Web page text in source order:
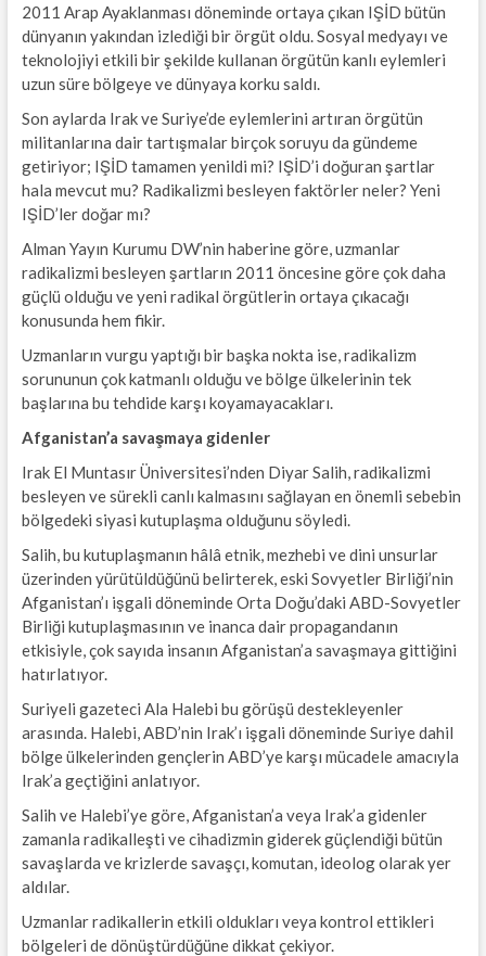
2011 Arap Ayaklanması döneminde ortaya çıkan IŞİD bütün
dünyanın yakından izlediği bir örgüt oldu. Sosyal medyayı ve
teknolojiyi etkili bir şekilde kullanan örgütün kanlı eylemleri
uzun süre bölgeye ve dünyaya korku saldı.
Son aylarda Irak ve Suriye’de eylemlerini artıran örgütün
militanlarına dair tartışmalar birçok soruyu da gündeme
getiriyor; IŞİD tamamen yenildi mi? IŞİD’i doğuran şartlar
hala mevcut mu? Radikalizmi besleyen faktörler neler? Yeni
IŞİD’ler doğar mı?
Alman Yayın Kurumu DW’nin haberine göre, uzmanlar
radikalizmi besleyen şartların 2011 öncesine göre çok daha
güçlü olduğu ve yeni radikal örgütlerin ortaya çıkacağı
konusunda hem fikir.
Uzmanların vurgu yaptığı bir başka nokta ise, radikalizm
sorununun çok katmanlı olduğu ve bölge ülkelerinin tek
başlarına bu tehdide karşı koyamayacakları.
Afganistan’a savaşmaya gidenler
Irak El Muntasır Üniversitesi’nden Diyar Salih, radikalizmi
besleyen ve sürekli canlı kalmasını sağlayan en önemli sebebin
bölgedeki siyasi kutuplaşma olduğunu söyledi.
Salih, bu kutuplaşmanın hâlâ etnik, mezhebi ve dini unsurlar
üzerinden yürütüldüğünü belirterek, eski Sovyetler Birliği’nin
Afganistan’ı işgali döneminde Orta Doğu’daki ABD-Sovyetler
Birliği kutuplaşmasının ve inanca dair propagandanın
etkisiyle, çok sayıda insanın Afganistan’a savaşmaya gittiğini
hatırlatıyor.
Suriyeli gazeteci Ala Halebi bu görüşü destekleyenler
arasında. Halebi, ABD’nin Irak’ı işgali döneminde Suriye dahil
bölge ülkelerinden gençlerin ABD’ye karşı mücadele amacıyla
Irak’a geçtiğini anlatıyor.
Salih ve Halebi’ye göre, Afganistan’a veya Irak’a gidenler
zamanla radikalleşti ve cihadizmin giderek güçlendiği bütün
savaşlarda ve krizlerde savaşçı, komutan, ideolog olarak yer
aldılar.
Uzmanlar radikallerin etkili oldukları veya kontrol ettikleri
bölgeleri de dönüştürdüğüne dikkat çekiyor.